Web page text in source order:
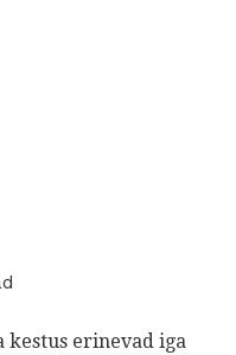
kestus erinevad iga